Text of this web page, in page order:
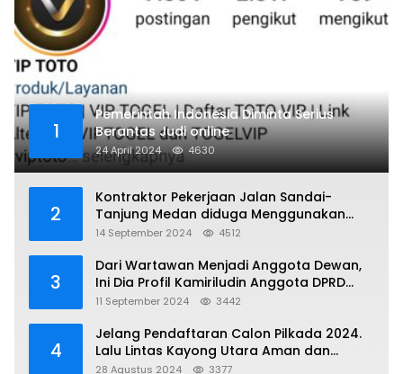
1
Pemerintah Indonesia Diminta Serius
Berantas Judi online
24 April 2024 4630
2
Kontraktor Pekerjaan Jalan Sandai-
Tanjung Medan diduga Menggunakan
Matrial Tanah tak Berizin Resmi
14 September 2024 4512
3
Dari Wartawan Menjadi Anggota Dewan,
Ini Dia Profil Kamiriludin Anggota DPRD
Dapil 1 KKU
11 September 2024 3442
4
Jelang Pendaftaran Calon Pilkada 2024.
Lalu Lintas Kayong Utara Aman dan
Kondusif
28 Agustus 2024 3377